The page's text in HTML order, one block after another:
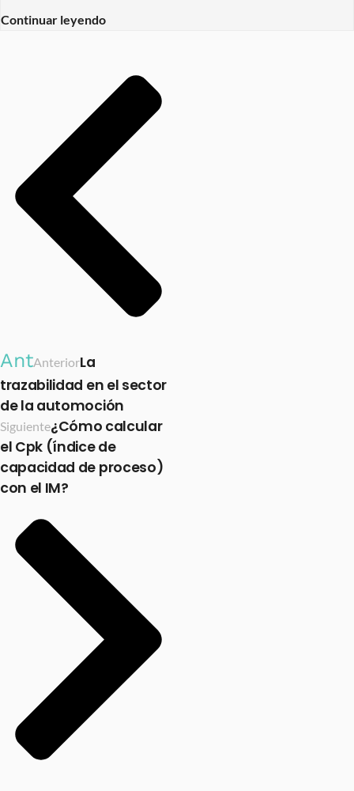
Continuar leyendo
AntAnteriorLa
trazabilidad en el sector
de la automoción
Siguiente¿Cómo calcular
el Cpk (índice de
capacidad de proceso)
con el IM?